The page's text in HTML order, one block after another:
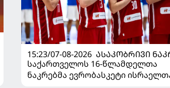
15:23/07-08-2026 ᲐᲡᲐᲙᲝᲑᲠᲘᲕᲘ
საქართველოს 16-წლამდელთა
ნაკრებმა ევრობასკეტი